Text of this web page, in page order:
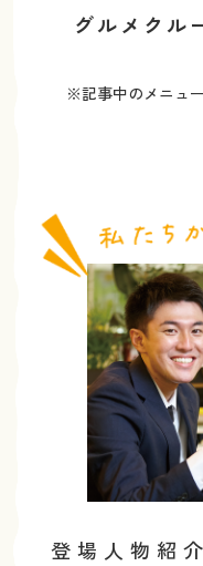
グルメクル
※記事中のメニュ
登場人物紹介